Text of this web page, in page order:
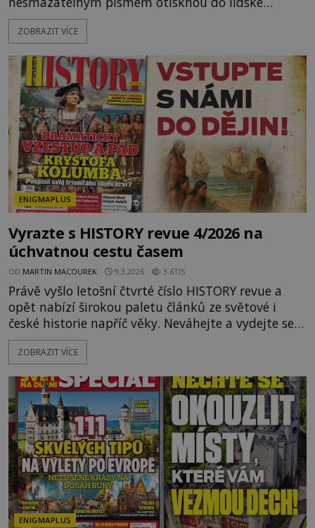
historie, a je jedno, jestli dojde k významnému
objevu nebo děsivé katastrofě. Vezměte si k ruce
křížem krážem. Je 10. dubna roku 49 př. n. l. a na
břehu říčky Rubikon pronáší Gaius Julius Caesar
svou slavnou vě
ZOBRAZIT VÍCE
ENIGMAPLUS
Vyrazte s HISTORY revue 4/2026 na
úchvatnou cestu časem
OD MARTIN MACOUREK 9.3.2026 3.6TIS
Právě vyšlo letošní čtvrté číslo HISTORY revue a
opět nabízí širokou paletu článků ze světové i
české historie napříč věky. Neváhejte a vydejte se s
námi na úžasnou cestu časem! V hlavním Tématu
čísla vyplouváme se slavným Kryštofem Kolumbem
Kolumbus musel nejdříve mocné vládce přesvědčit,
že jeho cesta západním směrem do Asie má vůbec
smysl, a to
ZOBRAZIT VÍCE
ENIGMAPLUS